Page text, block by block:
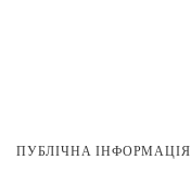
ПУБЛІЧНА ІНФОРМАЦІЯ